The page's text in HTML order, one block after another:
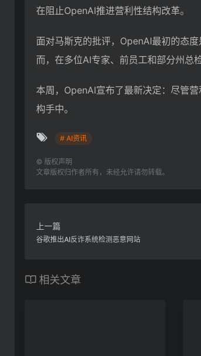
在阻止OpenAI推进营利性结构改革。
面对马斯克的批评，OpenAI最初的态
而，在多位AI专家、前员工和部分州总
本周，OpenAI宣布了最新决定：尽管
构手中。
# AI资讯
© 版权声明
文章版权归作者所有，未经允许请勿转载。
上一篇
谷歌推出AI反诈系统检测恶意网站
相关文章